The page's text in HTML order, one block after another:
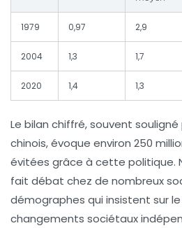
1979 0,97 2,9
2004 1,3 1,7
2020 1,4 1,3
Le bilan chiffré, souvent
chinois, évoque environ 250
évitées grâce à cette politique.
fait débat chez de nombreux
démographes qui insistent sur
changements sociétaux